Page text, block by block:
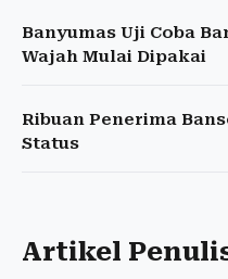
Banyumas Uji Coba
Wajah Mulai Dipakai
Ribuan Penerima
Status
Artikel